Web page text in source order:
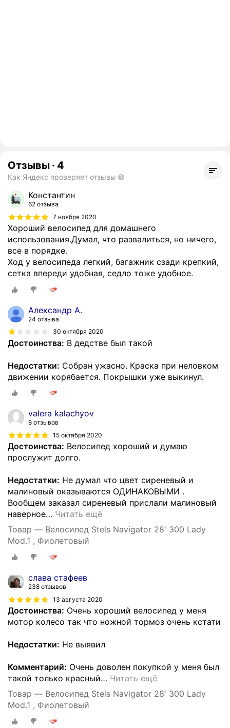
Отзывы · 4
Как Яндекс проверяет отзывы
Константин
62 отзыва
7 ноября 2020
Хороший велосипед для домашнего
использования.Думал, что развалиться, но ничего,
все в порядке.
Ход у велосипеда легкий, багажник сзади крепкий,
сетка впереди удобная, седло тоже удобное.
Александр А.
24 отзыва
30 октября 2020
Достоинства: В дедстве был такой
Недостатки: Собран ужасно. Краска при неловком
движении корябается. Покрышки уже выкинул.
valera kalachyov
8 отзывов
15 октября 2020
Достоинства: Велосипед хороший и думаю
прослужит долго.
Недостатки: Не думал что цвет сиреневый и
малиновый оказываются ОДИНАКОВЫМИ .
Вообщем заказал сиреневый прислали малиновый
наверное… Читать ещё
Товар — Велосипед Stels Navigator 28' 300 Lady
Mod.1 , Фиолетовый
слава стафеев
238 отзывов
13 августа 2020
Достоинства: Очень хороший велосипед у меня
мотор колесо так что ножной тормоз очень кстати
Недостатки: Не выявил
Комментарий: Очень доволен покупкой у меня был
такой только красный… Читать ещё
Товар — Велосипед Stels Navigator 28' 300 Lady
Mod.1 , Фиолетовый